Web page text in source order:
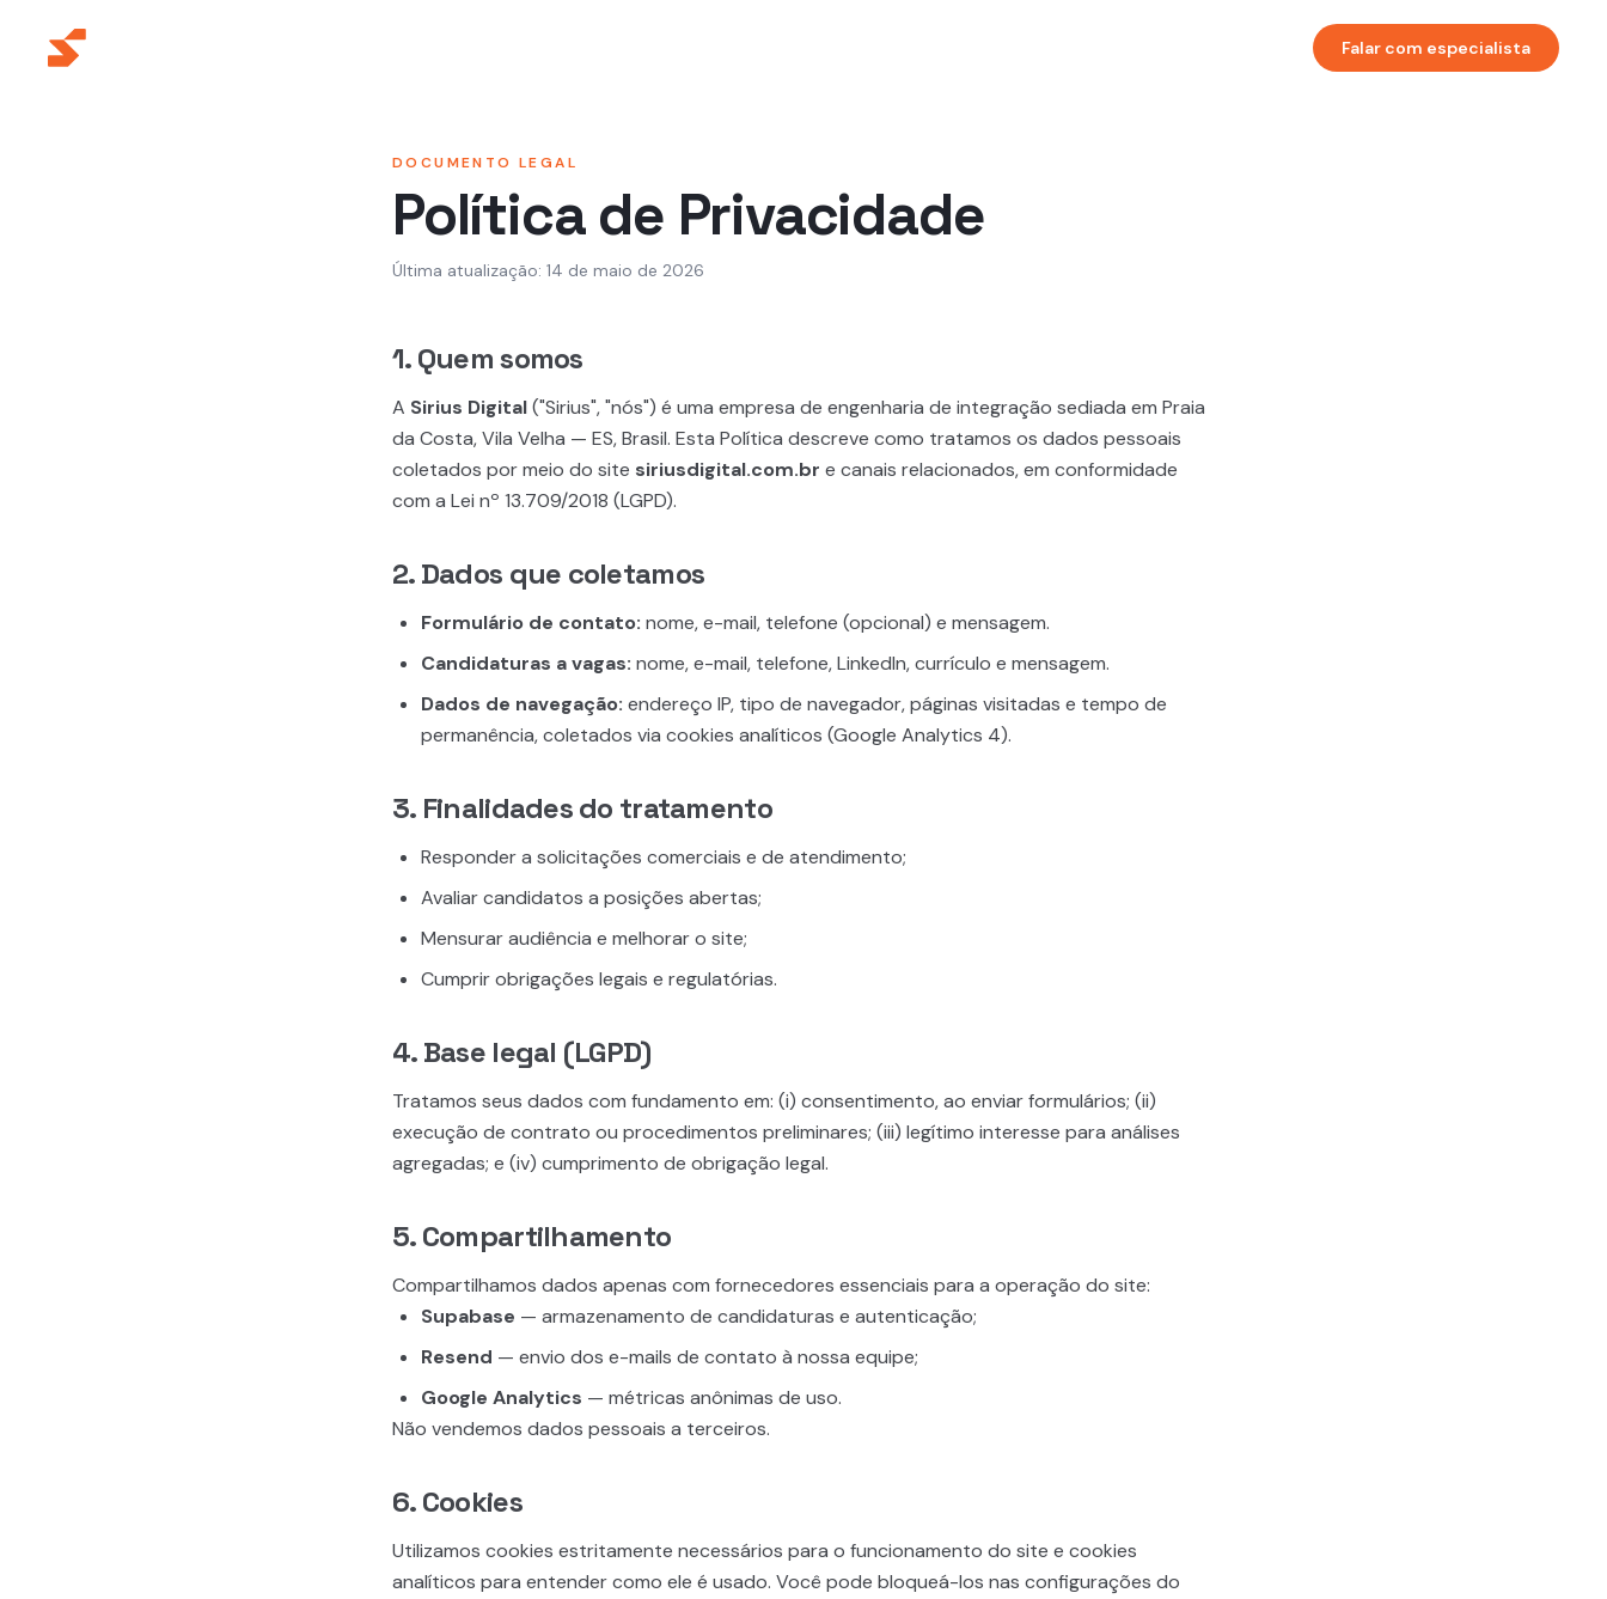
Falar com especialista
DOCUMENTO LEGAL
Política de Privacidade
Última atualização: 14 de maio de 2026
1. Quem somos
A Sirius Digital("Sirius", "nós") é uma empresa de engenharia de integração sediada em Praia
da Costa, Vila Velha — ES, Brasil. Esta Política descreve como tratamos os dados pessoais
coletados por meio do site siriusdigital.com.br e canais relacionados, em conformidade
com a Lei nº 13.709/2018 (LGPD).
2. Dados que coletamos
Formulário de contato: nome, e-mail, telefone (opcional) e mensagem.
Candidaturas a vagas: nome, e-mail, telefone, LinkedIn, currículo e mensagem.
Dados de navegação: endereço IP, tipo de navegador, páginas visitadas e tempo de
permanência, coletados via cookies analíticos (Google Analytics 4).
3. Finalidades do tratamento
Responder a solicitações comerciais e de atendimento;
Avaliar candidatos a posições abertas;
Mensurar audiência e melhorar o site;
Cumprir obrigações legais e regulatórias.
4. Base legal (LGPD)
Tratamos seus dados com fundamento em: (i) consentimento, ao enviar formulários; (ii)
execução de contrato ou procedimentos preliminares; (iii) legítimo interesse para análises
agregadas; e (iv) cumprimento de obrigação legal.
5. Compartilhamento
Compartilhamos dados apenas com fornecedores essenciais para a operação do site:
Supabase — armazenamento de candidaturas e autenticação;
Resend — envio dos e-mails de contato à nossa equipe;
Google Analytics — métricas anônimas de uso.
Não vendemos dados pessoais a terceiros.
6. Cookies
Utilizamos cookies estritamente necessários para o funcionamento do site e cookies
analíticos para entender como ele é usado. Você pode bloqueá-los nas configurações do